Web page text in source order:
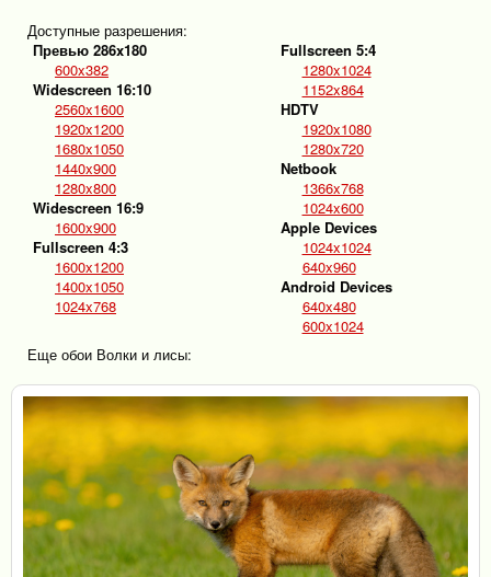
Доступные разрешения:
Превью 286x180
600x382
Widescreen 16:10
2560x1600
1920x1200
1680x1050
1440x900
1280x800
Widescreen 16:9
1600x900
Fullscreen 4:3
1600x1200
1400x1050
1024x768
Fullscreen 5:4
1280x1024
1152x864
HDTV
1920x1080
1280x720
Netbook
1366x768
1024x600
Apple Devices
1024x1024
640x960
Android Devices
640x480
600x1024
Еще обои Волки и лисы: